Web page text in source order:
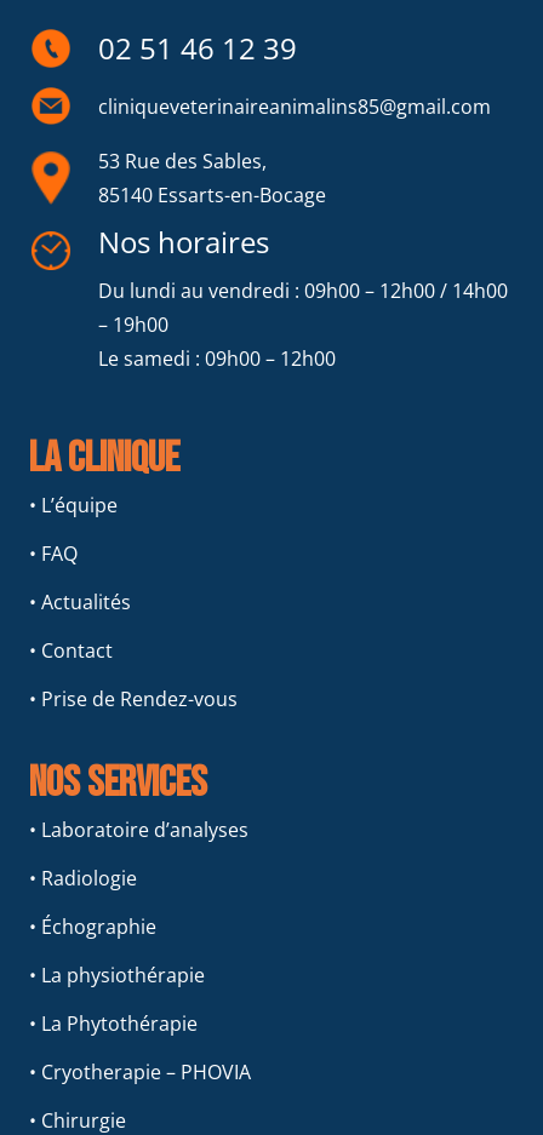
02 51 46 12 39
cliniqueveterinaireanimalins85@gmail.com
53 Rue des Sables,
85140 Essarts-en-Bocage
Nos horaires
Du lundi au vendredi : 09h00 – 12h00 / 14h00
– 19h00
Le samedi : 09h00 – 12h00
La clinique
• L’équipe
• FAQ
• Actualités
• Contact
• Prise de Rendez-vous
Nos services
• Laboratoire d’analyses
• Radiologie
• Échographie
• La physiothérapie
• La Phytothérapie
• Cryotherapie – PHOVIA
• Chirurgie